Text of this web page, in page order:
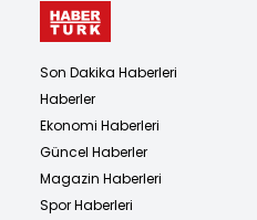
Son Dakika Haberleri
Haberler
Ekonomi Haberleri
Güncel Haberler
Magazin Haberleri
Spor Haberleri